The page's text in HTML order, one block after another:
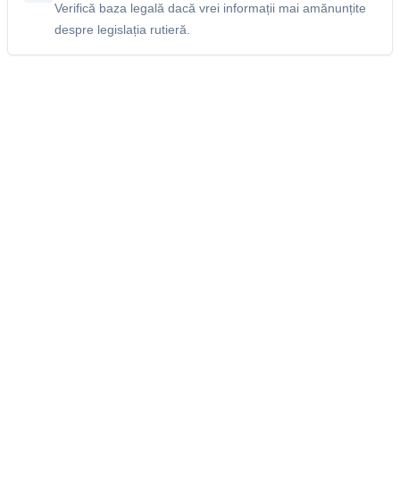
Verifică baza legală dacă vrei informații mai amănunțite
despre legislația rutieră.